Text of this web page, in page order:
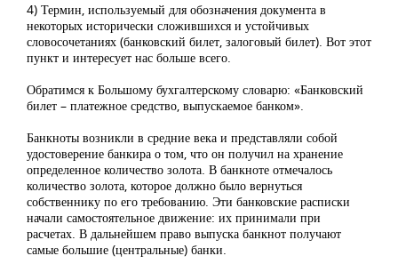
4) Термин, используемый для обозначения документа в
некоторых исторически сложившихся и устойчивых
словосочетаниях (банковский билет, залоговый билет). Вот этот
пункт и интересует нас больше всего.
Обратимся к Большому бухгалтерскому словарю: «Банковский
билет – платежное средство, выпускаемое банком».
Банкноты возникли в средние века и представляли собой
удостоверение банкира о том, что он получил на хранение
определенное количество золота. В банкноте отмечалось
количество золота, которое должно было вернуться
собственнику по его требованию. Эти банковские расписки
начали самостоятельное движение: их принимали при
расчетах. В дальнейшем право выпуска банкнот получают
самые большие (центральные) банки.